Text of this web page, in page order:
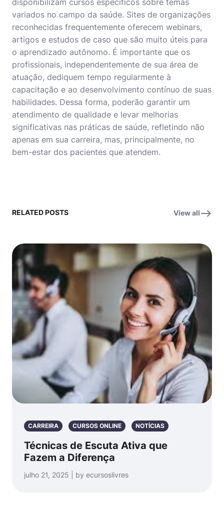
variados no campo da saúde. Sites de organizações
reconhecidas frequentemente oferecem webinars,
artigos e estudos de caso que são muito úteis para
o aprendizado autônomo. É importante que os
profissionais, independentemente de sua área de
atuação, dediquem tempo regularmente à
capacitação e ao desenvolvimento contínuo de suas
habilidades. Dessa forma, poderão garantir um
atendimento de qualidade e levar melhorias
significativas nas práticas de saúde, refletindo não
apenas em sua carreira, mas, principalmente, no
bem-estar dos pacientes que atendem.
RELATED POSTS View all
CARREIRA CURSOS ONLINE NOTÍCIAS
Técnicas de Escuta Ativa que
Fazem a Diferença
julho 21, 2025 | by ecursoslivres